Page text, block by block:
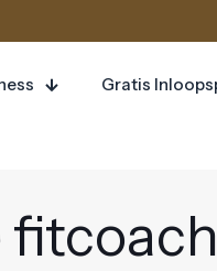
Gratis
fitcoach